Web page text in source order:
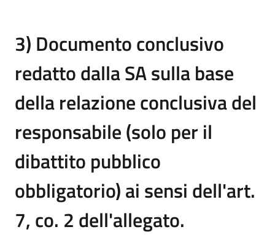
3) Documento conclusivo
redatto dalla SA sulla base
della relazione conclusiva del
responsabile (solo per il
dibattito pubblico
obbligatorio) ai sensi dell'art.
7, co. 2 dell'allegato.